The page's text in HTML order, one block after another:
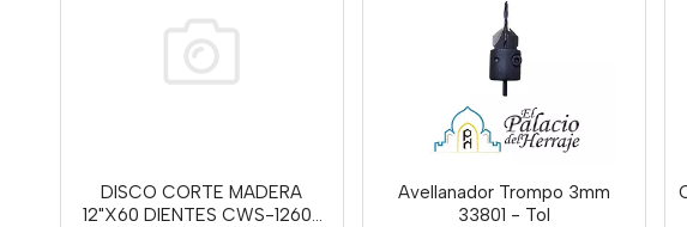
DISCO CORTE MADERA
12"X60 DIENTES CWS-1260-
Avellanador Trompo 3mm
33801 - Tol